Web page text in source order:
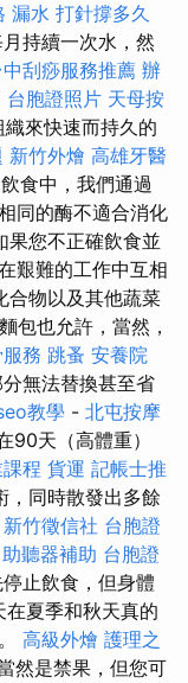
漏水 打針撐多久
持續一次水，然
中刮痧服務推薦 辦
台胞證照片 天母按
來快速而持久的
新竹外燴 高雄牙醫
食中，我們通過
同的酶不適合消化
果您不正確飲食並
艱難的工作中互相
合物以及其他蔬菜
包也允許，當然，
務 跳蚤 安養院
無法替換甚至省
教學 - 北屯按摩
天（高體重）
程 貨運 記帳士推
，同時散發出多餘
新竹徵信社 台胞證
助聽器補助 台胞證
止飲食，但身體
在夏季和秋天真的
高級外燴 護理之
然是禁果，但您可